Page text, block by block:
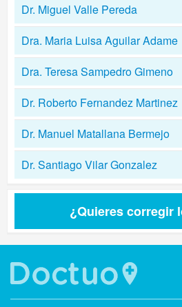
Dr. Miguel Valle Pereda
Dra. Maria Luisa Aguilar Adame
Dra. Teresa Sampedro Gimeno
Dr. Roberto Fernandez Martinez
Dr. Manuel Matallana Bermejo
Dr. Santiago Vilar Gonzalez
¿Quieres corregir